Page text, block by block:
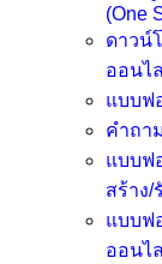
(One
ดาวน์
ออนไ
แบบฟ
คำถา
แบบฟ
สร้าง/
แบบฟ
ออนไ